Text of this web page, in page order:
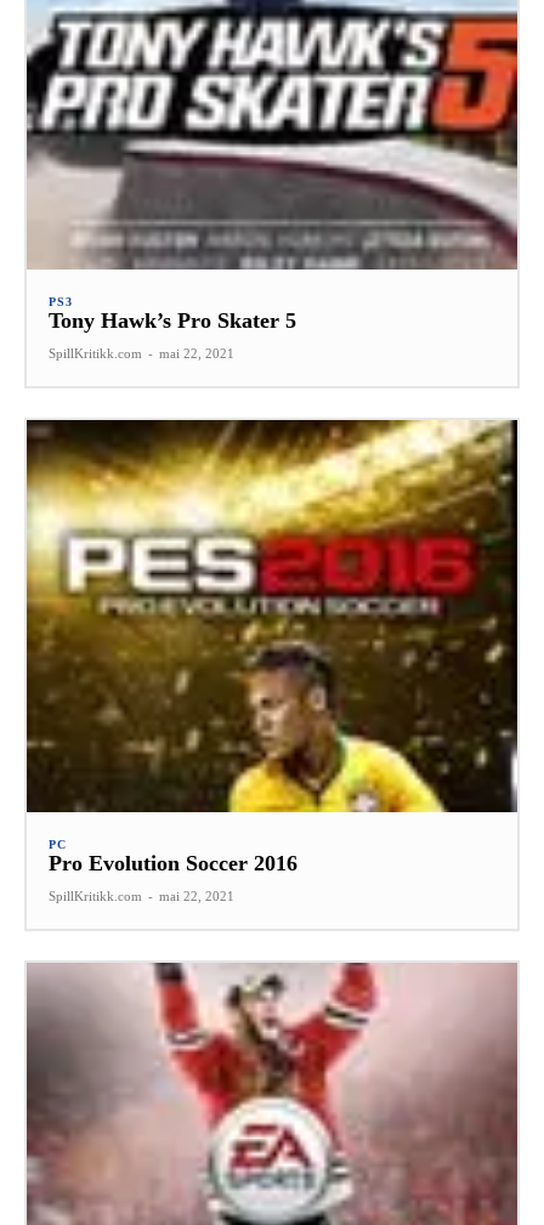
PS3
Tony Hawk’s Pro Skater 5
SpillKritikk.com - mai 22, 2021
PC
Pro Evolution Soccer 2016
SpillKritikk.com - mai 22, 2021